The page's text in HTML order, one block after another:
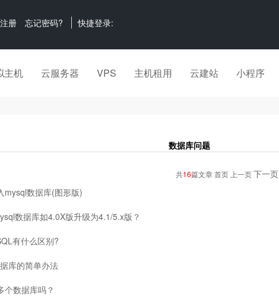
注册 忘记密码? 快捷登录:
主机 云服务器 VPS 主机租用 云建站 小程序
数据库问题
共16篇文章 首页 上一页下一页
mysql数据库(图形版)
数据库如4.0X版升级为4.1/5.x版？
有什么区别?
库的简单办法
个数据库吗？